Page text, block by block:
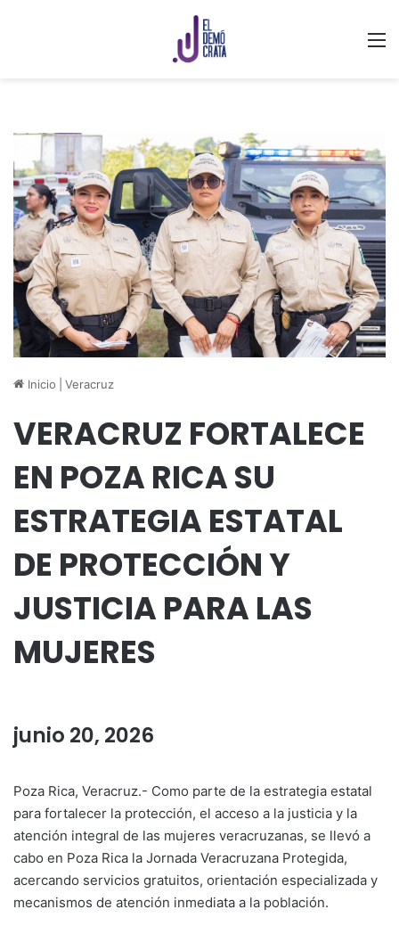
Inicio Veracruz
VERACRUZ FORTALECE
EN POZA RICA SU
ESTRATEGIA ESTATAL
DE PROTECCIÓN Y
JUSTICIA PARA LAS
MUJERES
junio 20, 2026
Poza Rica, Veracruz.- Como parte de la estrategia estatal
para fortalecer la protección, el acceso a la justicia y la
atención integral de las mujeres veracruzanas, se llevó a
cabo en Poza Rica la Jornada Veracruzana Protegida,
acercando servicios gratuitos, orientación especializada y
mecanismos de atención inmediata a la población.